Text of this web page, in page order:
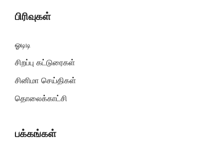
பிரிவுகள்
ஓடிடி
சிறப்பு கட்டுரைகள்
சினிமா செய்திகள்
தொலைக்காட்சி
பக்கங்கள்